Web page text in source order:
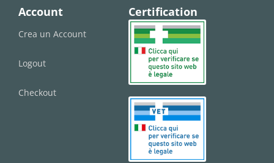
Account
Crea un Account
Logout
Checkout
Certification